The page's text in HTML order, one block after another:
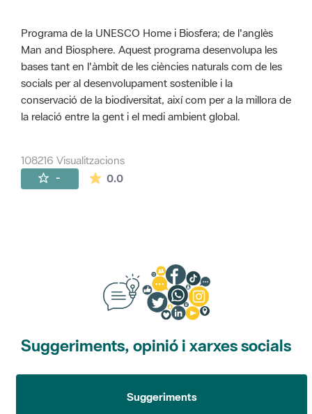
Programa de la UNESCO Home i Biosfera; de l'anglès
Man and Biosphere. Aquest programa desenvolupa les
bases tant en l'àmbit de les ciències naturals com de les
socials per al desenvolupament sostenible i la
conservació de la biodiversitat, així com per a la millora de
la relació entre la gent i el medi ambient global.
108216 Visualitzacions
- 0.0La mitjana de les valoracions és de 0
Suggeriments, opinió i xarxes socials
Suggeriments